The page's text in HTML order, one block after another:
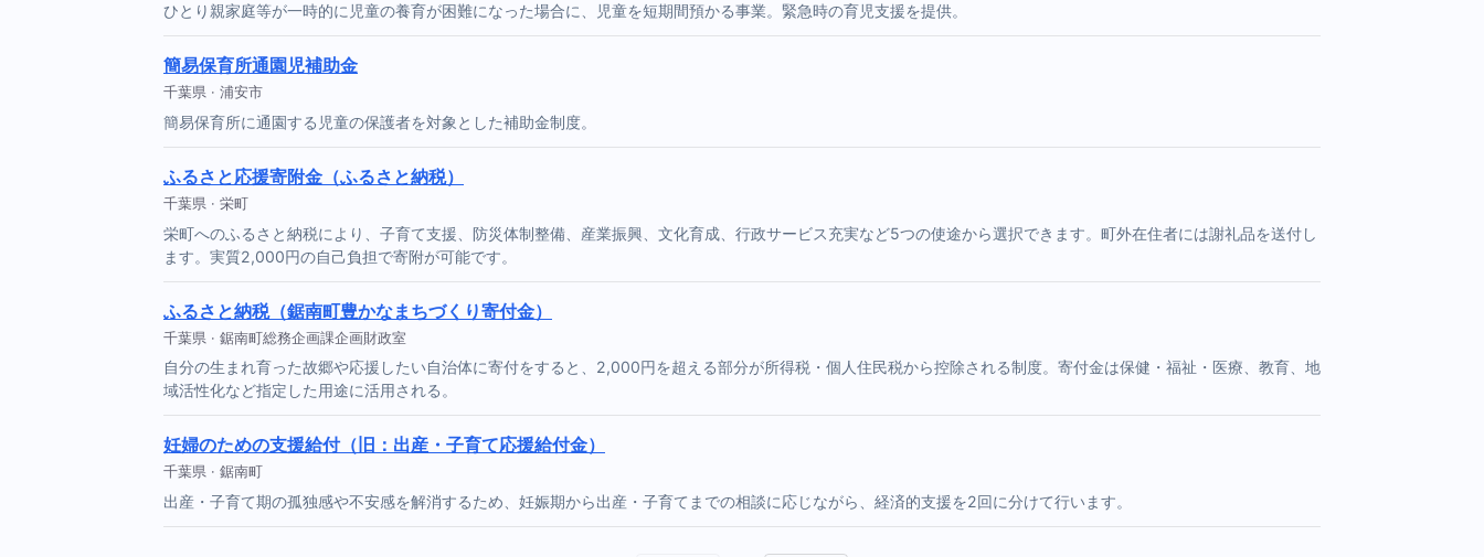
ひとり親家庭等が一時的に児童の養育が困難になった場合に、児童を短期間預かる事業。緊急時の育児支援を提供。
簡易保育所通園児補助金
千葉県 · 浦安市
簡易保育所に通園する児童の保護者を対象とした補助金制度。
ふるさと応援寄附金（ふるさと納税）
千葉県 · 栄町
栄町へのふるさと納税により、子育て支援、防災体制整備、産業振興、文化育成、行政サービス充実など5つの使途から選択できます。町外在住者には謝礼品を送付し
ます。実質2,000円の自己負担で寄附が可能です。
ふるさと納税（鋸南町豊かなまちづくり寄付金）
千葉県 · 鋸南町総務企画課企画財政室
自分の生まれ育った故郷や応援したい自治体に寄付をすると、2,000円を超える部分が所得税・個人住民税から控除される制度。寄付金は保健・福祉・医療、教育、地
域活性化など指定した用途に活用される。
妊婦のための支援給付（旧：出産・子育て応援給付金）
千葉県 · 鋸南町
出産・子育て期の孤独感や不安感を解消するため、妊娠期から出産・子育てまでの相談に応じながら、経済的支援を2回に分けて行います。